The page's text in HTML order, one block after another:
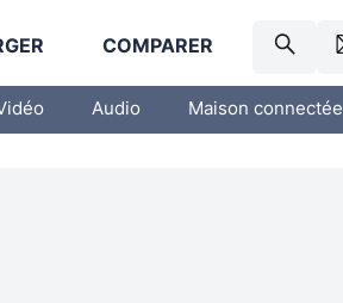
COMPARER
Audio Maison connectée